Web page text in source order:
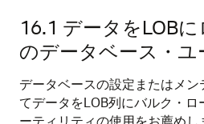
16.1 データをLOB
のデータベース・ユ
データベースの設定またはメ
てデータをLOB列にバルク・
ーティリティの使用をお薦めし